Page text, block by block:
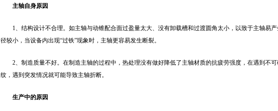
主轴自身原因
1、结构设计不合理。如主轴与动锥配合面过盈量太大、没有卸载槽和过渡圆角太小，以致于主轴易
径较小，当设备内出现“过铁”现象时，主轴更容易发生断裂。
2、制造质量不好。在制造主轴的过程中，热处理没有做好降低了主轴材质的抗疲劳强度，在遇到不
纹，遇到突发情况就可能导致主轴折断。
生产中的原因